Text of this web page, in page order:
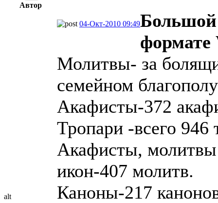
Автор
alt
04-Окт-2010 09:49Большой
формате
Молитвы- за
семейном
Акафисты-372
Тропари -всего 946
Акафисты,
икон-407 молитв.
Каноны-217